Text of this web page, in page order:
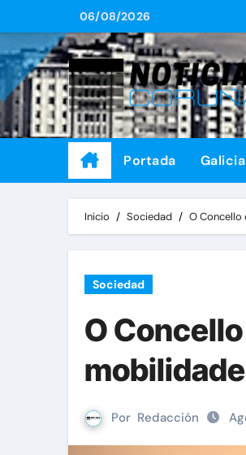
al
contenido
06/08/2026
Portada Galicia
Inicio Sociedad O
Sociedad
O
Por Redacción